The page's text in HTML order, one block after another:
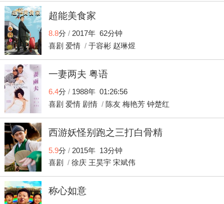
超能美食家
8.8分 /2017年 62分钟
喜剧 爱情 / 于容彬 赵琳煜
一妻两夫 粤语
6.4分 /1988年 01:26:56
喜剧 爱情 剧情 / 陈友 梅艳芳 钟楚红
西游妖怪别跑之三打白骨精
5.9分 /2015年 13分钟
喜剧
/ 徐庆 王昊宇 宋斌伟
称心如意